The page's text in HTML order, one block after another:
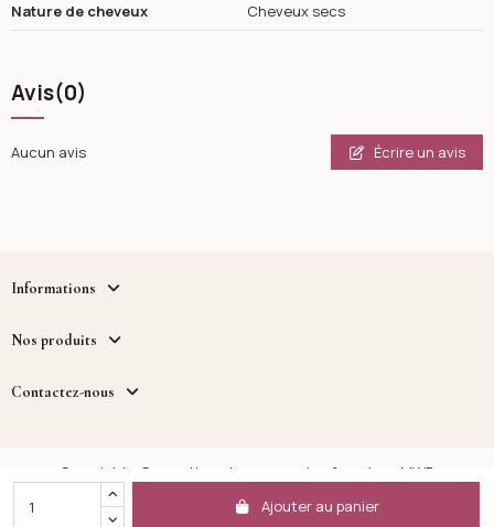
Ajouter au panier
Nature de cheveux
Cheveux secs
Avis(0)
Aucun avis Écrire un avis
Informations
Nos produits
Contactez-nous
Copyright - Cosmetique.tn - un service fourni par MWB